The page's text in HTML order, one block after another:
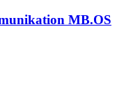
MB.OS